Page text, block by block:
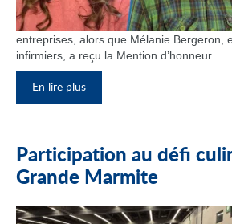
entreprises, alors que Mélanie Bergeron,
infirmiers, a reçu la Mention d’honneur.
En lire plus
Participation au défi
Grande Marmite